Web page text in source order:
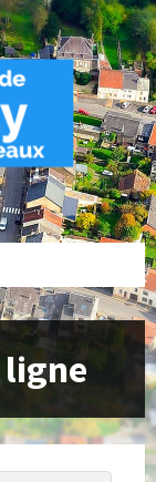
ligne